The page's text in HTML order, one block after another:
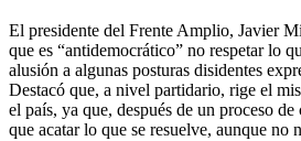
El presidente del Frente Amplio, Javier
que es “antidemocrático” no respetar lo
alusión a algunas posturas disidentes
Destacó que, a nivel partidario, rige el
el país, ya que, después de un proceso
que acatar lo que se resuelve, aunque no